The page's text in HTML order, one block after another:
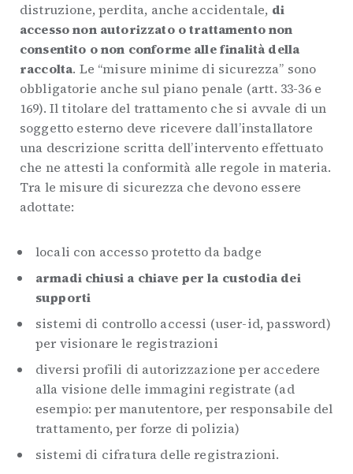
distruzione, perdita, anche accidentale, di
accesso non autorizzato o trattamento non
consentito o non conforme alle finalità della
raccolta. Le “misure minime di sicurezza” sono
obbligatorie anche sul piano penale (artt. 33-36 e
169). Il titolare del trattamento che si avvale di un
soggetto esterno deve ricevere dall’installatore
una descrizione scritta dell’intervento effettuato
che ne attesti la conformità alle regole in materia.
Tra le misure di sicurezza che devono essere
adottate:
locali con accesso protetto da badge
armadi chiusi a chiave per la custodia dei
supporti
sistemi di controllo accessi (user-id, password)
per visionare le registrazioni
diversi profili di autorizzazione per accedere
alla visione delle immagini registrate (ad
esempio: per manutentore, per responsabile del
trattamento, per forze di polizia)
sistemi di cifratura delle registrazioni.